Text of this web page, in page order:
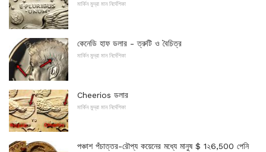
মার্কিন মুদ্রা মান নির্দেশিকা
কেনেডি হাফ ডলার - ত্রুটি ও বৈচিত্র
মার্কিন মুদ্রা মান নির্দেশিকা
Cheerios ডলার
মার্কিন মুদ্রা মান নির্দেশিকা
পঞ্চাশ পঁচাত্তর-রৌপ্য কয়েনের মধ্যে মানুষ $ 1২6,500 পেনি